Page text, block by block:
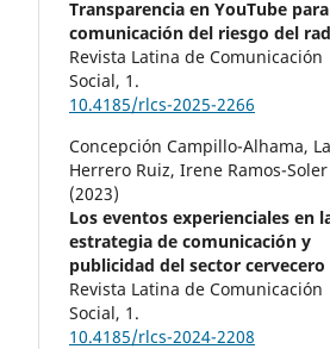
Transparencia en YouTube
comunicación del riesgo del
Revista Latina de Comunicación
Social, 1.
10.4185/rlcs-2025-2266
Concepción Campillo-Alhama,
Herrero Ruiz, Irene Ramos-Soler
(2023)
Los eventos experienciales en
estrategia de comunicación y
publicidad del sector cervecero
Revista Latina de Comunicación
Social, 1.
10.4185/rlcs-2024-2208